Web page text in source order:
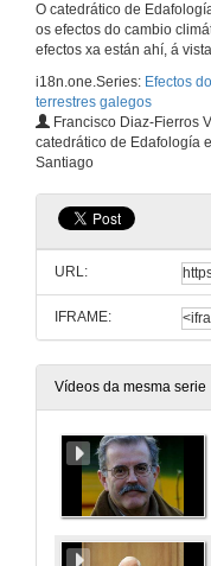
O catedrático de
os efectos do cambio
efectos xa están ahí, á
i18n.one.Series: Efectos
terrestres galegos
Francisco Diaz-Fierros
catedrático de Edafología
Santiago
URL:
IFRAME:
Vídeos da mesma serie